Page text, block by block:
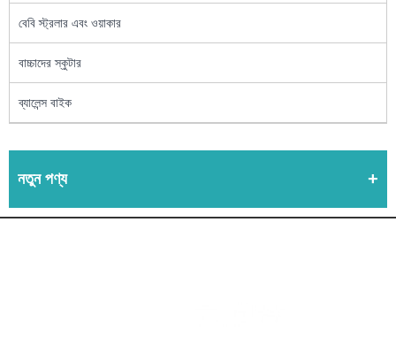
বেবি স্ট্রলার এবং ওয়াকার
বাচ্চাদের স্কুটার
ব্যালেন্স বাইক
নতুন পণ্য